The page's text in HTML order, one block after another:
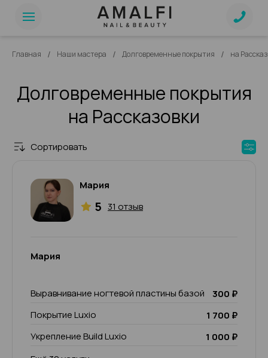
Главная / Наши мастера / Долговременные покрытия / на
Долговременные покрытия
на Рассказовки
Сортировать
Мария
5 31 отзыв
Мария
Выравнивание ногтевой пластины базой
300 ₽
Покрытие Luxio
1 700 ₽
Укрепление Build Luxio
1 000 ₽